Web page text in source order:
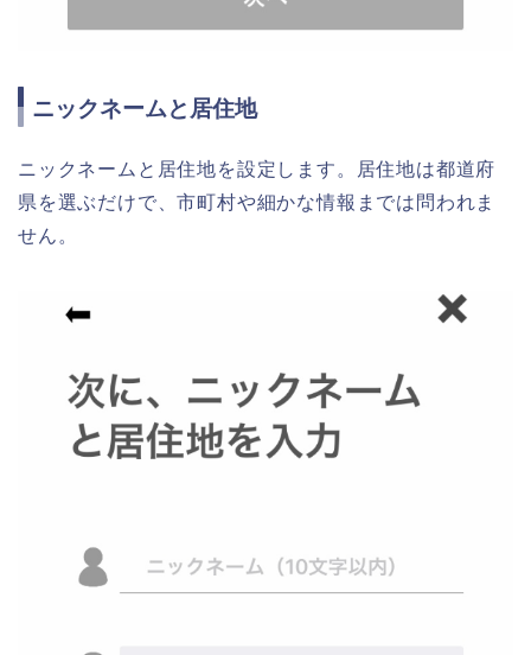
ニックネームと居住地
ニックネームと居住地を設定します。居住地は都道府
県を選ぶだけで、市町村や細かな情報までは問われま
せん。